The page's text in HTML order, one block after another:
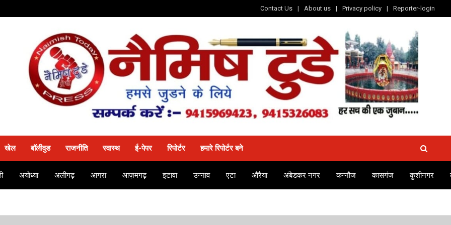
Contact Us About us Privacy policy Reporter-login
खेल बॉलीवुड राजनीति स्वास्थ ई-पेपर रिपोर्टर हमारे रिपोर्टर बने
अयोध्या अलीगढ़ आगरा आज़मगढ़ इटावा उन्नाव एटा औरैया अंबेडकर नगर कन्नौज कासगंज कुशीनगर